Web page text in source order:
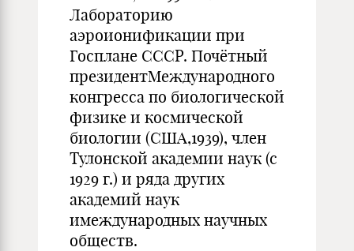
Лабораторию
аэроионификации при
Госплане СССР. Почётный
президентМеждународного
конгресса по биологической
физике и космической
биологии (США,1939), член
Тулонской академии наук (с
1929 г.) и ряда других
академий наук
имеждународных научных
обществ.